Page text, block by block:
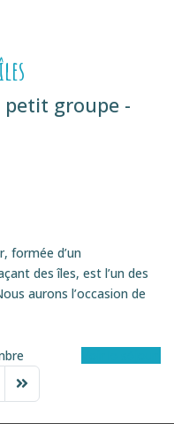
petit groupe -
formée d’un
des îles, est l’un des
aurons l’occasion de